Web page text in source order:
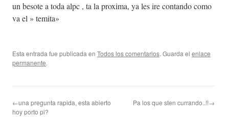
un besote a toda alpc , ta la proxima, ya les ire contando como
va el » temita»
Esta entrada fue publicada en Todos los comentarios. Guarda el enlace
permanente.
←una pregunta rapida, esta abierto
hoy porto pi?
Pa los que sten currando..!!→